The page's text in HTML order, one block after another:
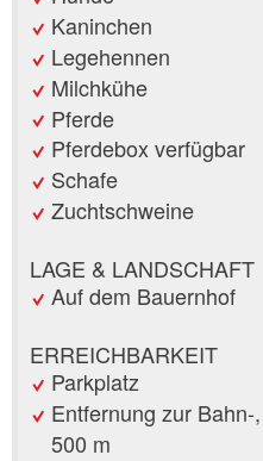
Kaninchen
Legehennen
Milchkühe
Pferde
Pferdebox verfügbar
Schafe
Zuchtschweine
LAGE & LANDSCHAFT
Auf dem Bauernhof
ERREICHBARKEIT
Parkplatz
Entfernung zur
500 m